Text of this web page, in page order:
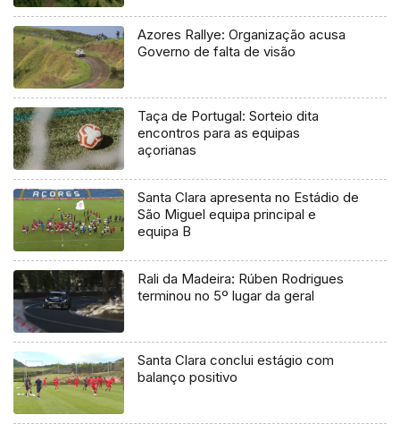
Azores Rallye: Organização acusa
Governo de falta de visão
Taça de Portugal: Sorteio dita
encontros para as equipas
açorianas
Santa Clara apresenta no Estádio de
São Miguel equipa principal e
equipa B
Rali da Madeira: Rúben Rodrigues
terminou no 5º lugar da geral
Santa Clara conclui estágio com
balanço positivo